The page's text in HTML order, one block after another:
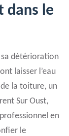
dans le
sa détérioration
laisser l’eau
la toiture, un
Sur Oust,
en
le